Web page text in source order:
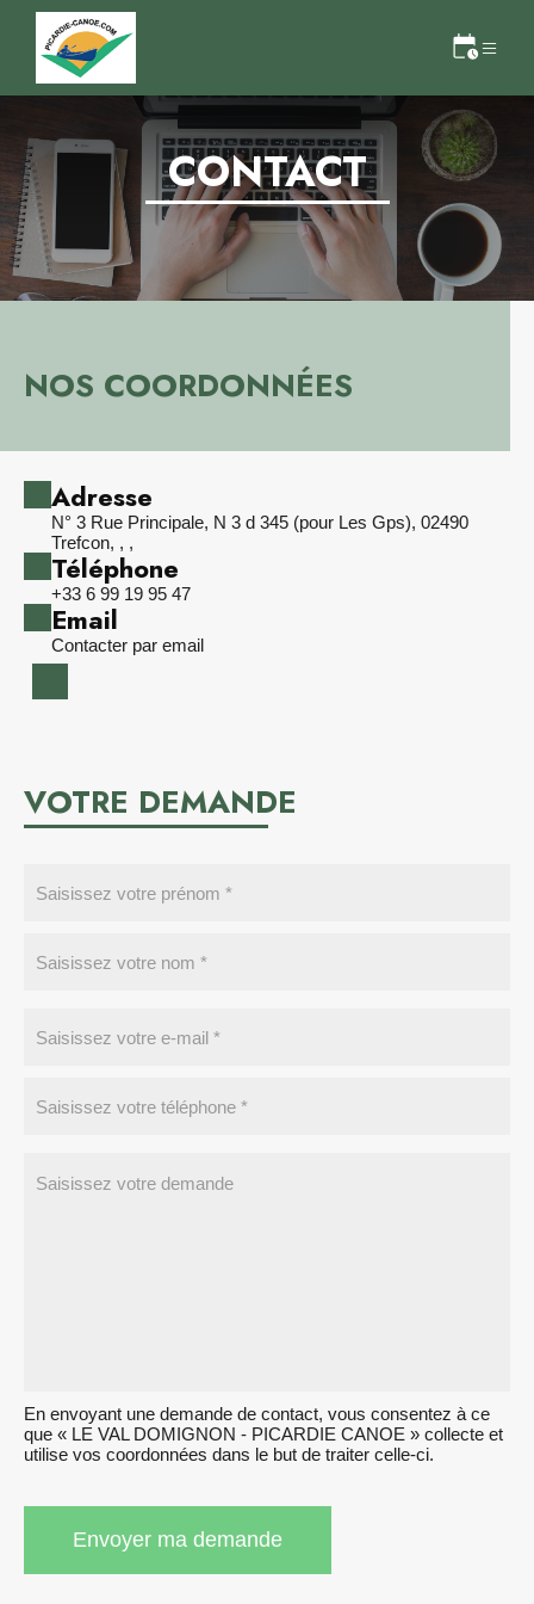
CONTACT
NOS COORDONNÉES
Adresse
N° 3 Rue Principale, N 3 d 345 (pour Les Gps), 02490
Trefcon, , ,
Téléphone
+33 6 99 19 95 47
Email
Contacter par email
VOTRE DEMANDE
En envoyant une demande de contact, vous consentez à ce
que « LE VAL DOMIGNON - PICARDIE CANOE » collecte et
utilise vos coordonnées dans le but de traiter celle-ci.